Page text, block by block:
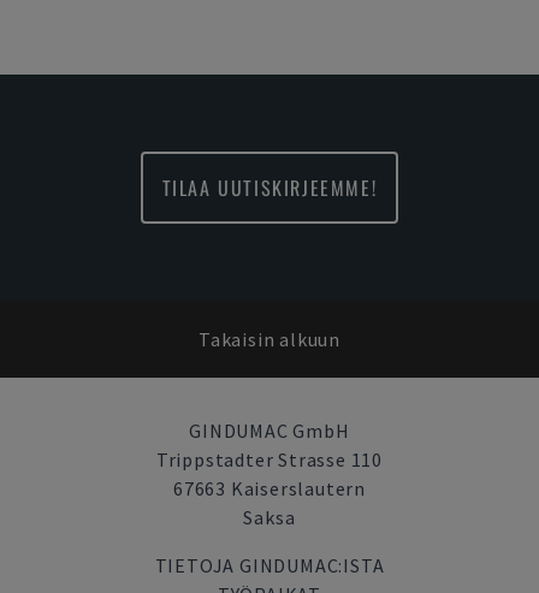
TILAA UUTISKIRJEEMME!
Takaisin alkuun
GINDUMAC GmbH
Trippstadter Strasse 110
67663 Kaiserslautern
Saksa
TIETOJA GINDUMAC:ISTA